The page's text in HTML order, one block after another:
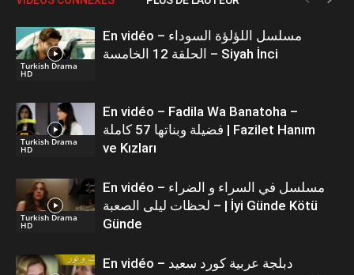
Turkish Drama
HD
En vidéo – مسلسل اللؤلؤة السوداء
الحلقة 12 الخامسة – Siyah İnci
Turkish Drama
HD
En vidéo – Fadila Wa Banatoha –
فضيلة وبناتها 57 كاملة | Fazilet Hanım
ve Kızları
Turkish Drama
HD
En vidéo – مسلسل في السراء و الضراء
– لحظات ليلى الصعبة | İyi Günde Kötü
Günde
En vidéo – دبلجة عربية كورد سعيد